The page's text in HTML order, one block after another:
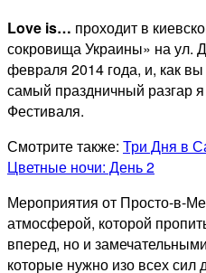
Love is… проходит в
сокровища Украины» на ул.
февраля 2014 года, и, как
самый праздничный разгар
Фестиваля.
Смотрите также: Три Дня в
Цветные ночи: День 2
Мероприятия от Просто-в-
атмосферой, которой
вперед, но и
которые нужно изо всех сил